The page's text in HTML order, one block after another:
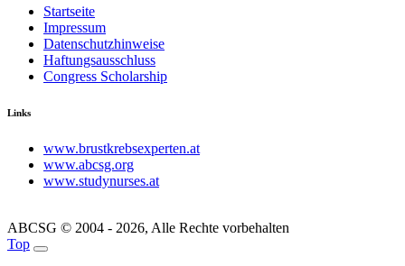
Startseite
Impressum
Datenschutzhinweise
Haftungsausschluss
Congress Scholarship
Links
www.brustkrebsexperten.at
www.abcsg.org
www.studynurses.at
ABCSG © 2004 - 2026, Alle Rechte vorbehalten
Top